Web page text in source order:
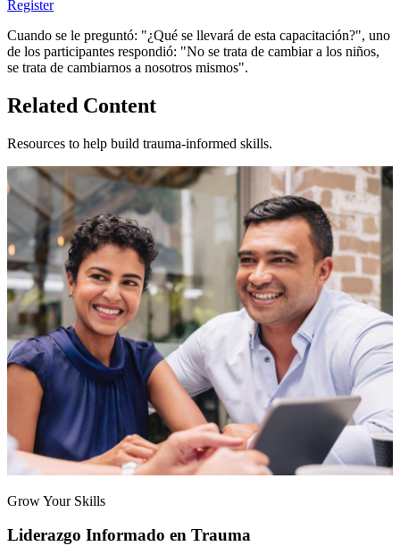
Register
Cuando se le preguntó: "¿Qué se llevará de esta capacitación?", uno
de los participantes respondió: "No se trata de cambiar a los niños,
se trata de cambiarnos a nosotros mismos".
Related Content
Resources to help build trauma-informed skills.
Grow Your Skills
Liderazgo Informado en Trauma